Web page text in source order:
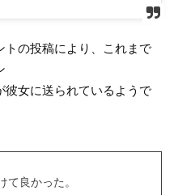
トの投稿により、これまで
彼女に送られているようで
て良かった。